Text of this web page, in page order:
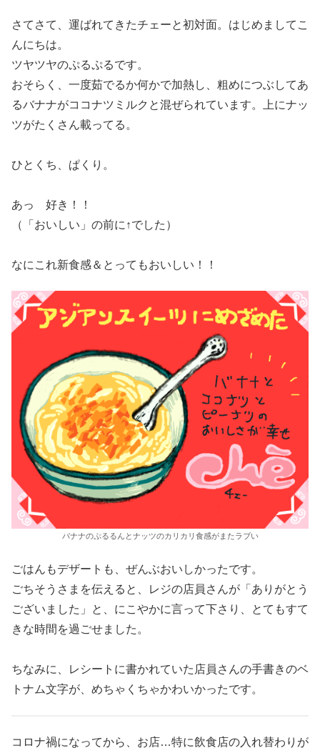
さてさて、運ばれてきたチェーと初対面。はじめましてこ
んにちは。
ツヤツヤのぷるぷるです。
おそらく、一度茹でるか何かで加熱し、粗めにつぶしてあ
るバナナがココナツミルクと混ぜられています。上にナッ
ツがたくさん載ってる。
ひとくち、ぱくり。
あっ 好き！！
（「おいしい」の前に↑でした）
なにこれ新食感＆とってもおいしい！！
バナナのぷるるんとナッツのカリカリ食感がまたラブい
ごはんもデザートも、ぜんぶおいしかったです。
ごちそうさまを伝えると、レジの店員さんが「ありがとう
ございました」と、にこやかに言って下さり、とてもすて
きな時間を過ごせました。
ちなみに、レシートに書かれていた店員さんの手書きのベ
トナム文字が、めちゃくちゃかわいかったです。
コロナ禍になってから、お店…特に飲食店の入れ替わりが